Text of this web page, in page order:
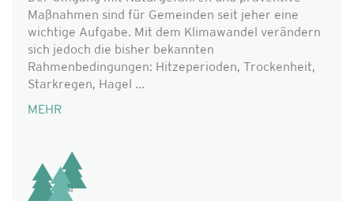
Maßnahmen sind für Gemeinden seit jeher eine
wichtige Aufgabe. Mit dem Klimawandel verändern
sich jedoch die bisher bekannten
Rahmenbedingungen: Hitzeperioden, Trockenheit,
Starkregen, Hagel ...
MEHR